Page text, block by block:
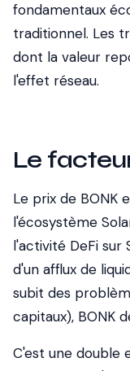
fondamentaux
traditionnel. Les
dont la valeur
l'effet réseau.
Le
Le prix de BONK
l'écosystème
l'activité DeFi sur
d'un afflux de
subit des
capitaux), BONK
C'est une double